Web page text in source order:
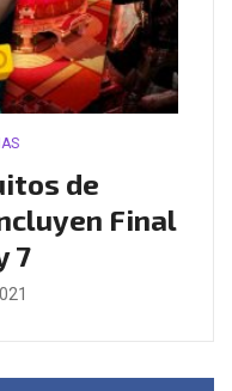
de
Final
7